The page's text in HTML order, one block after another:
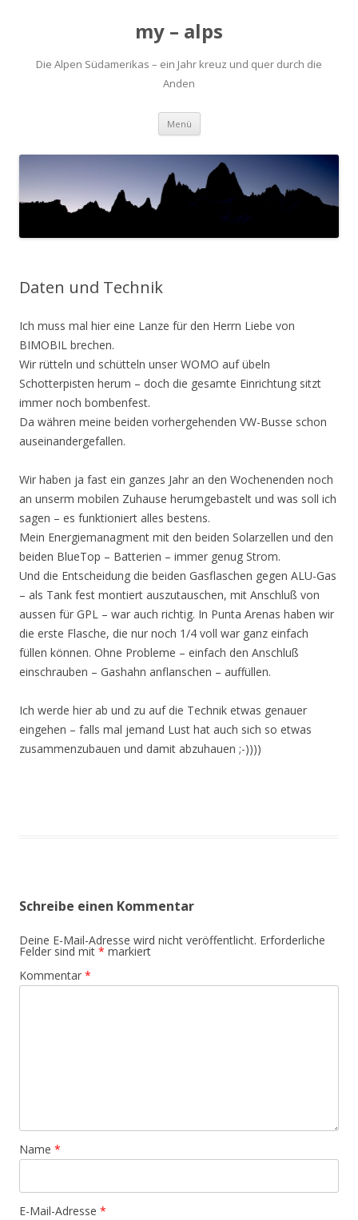
my – alps
Die Alpen Südamerikas – ein Jahr kreuz und quer durch die
Anden
Menü Zum
springen
Daten und Technik
Ich muss mal hier eine Lanze für den Herrn Liebe von
BIMOBIL brechen.
Wir rütteln und schütteln unser WOMO auf übeln
Schotterpisten herum – doch die gesamte Einrichtung sitzt
immer noch bombenfest.
Da währen meine beiden vorhergehenden VW-Busse schon
auseinandergefallen.
Wir haben ja fast ein ganzes Jahr an den Wochenenden noch
an unserm mobilen Zuhause herumgebastelt und was soll ich
sagen – es funktioniert alles bestens.
Mein Energiemanagment mit den beiden Solarzellen und den
beiden BlueTop – Batterien – immer genug Strom.
Und die Entscheidung die beiden Gasflaschen gegen ALU-Gas
– als Tank fest montiert auszutauschen, mit Anschluß von
aussen für GPL – war auch richtig. In Punta Arenas haben wir
die erste Flasche, die nur noch 1/4 voll war ganz einfach
füllen können. Ohne Probleme – einfach den Anschluß
einschrauben – Gashahn anflanschen – auffüllen.
Ich werde hier ab und zu auf die Technik etwas genauer
eingehen – falls mal jemand Lust hat auch sich so etwas
zusammenzubauen und damit abzuhauen ;-))))
Schreibe einen Kommentar
Deine E-Mail-Adresse wird nicht veröffentlicht. Erforderliche
Felder sind mit * markiert
Kommentar *
Name *
E-Mail-Adresse *